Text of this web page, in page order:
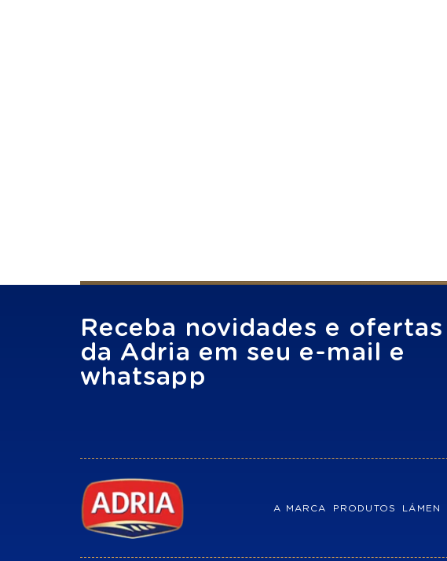
Receba novidades e ofertas
da Adria em seu e-mail e
whatsapp
A MARCA PRODUTOS LÁMEN